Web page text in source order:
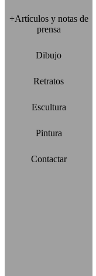
+Artículos y notas de
prensa
Dibujo
Retratos
Escultura
Pintura
Contactar